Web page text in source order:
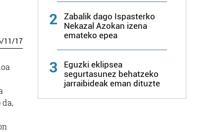
/11/17
2
Zabalik dago Ispasterko
Nekazal Azokan izena
emateko epea
3
Eguzki eklipsea
segurtasunez behatzeko
jarraibideak eman dituzte